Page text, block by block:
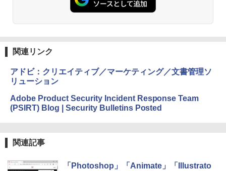
関連リンク
アドビ：クリエイティブ／マーケティング／文書管理ソ
リューション
Adobe Product Security Incident Response Team
(PSIRT) Blog | Security Bulletins Posted
関連記事
「Photoshop」「Animate」「Illustrato